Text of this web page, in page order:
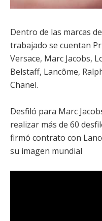
Dentro de las marcas
trabajado se cuentan
Versace, Marc Jacobs,
Belstaff, Lancôme,
Chanel.
Desfiló para Marc
realizar más de 60
firmó contrato con
su imagen mundial